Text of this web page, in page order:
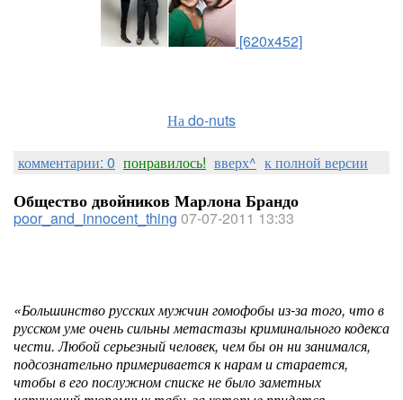
[620x452]
На do-nuts
комментарии: 0 понравилось! вверх^ к полной версии
Общество двойников Марлона Брандо
poor_and_innocent_thing 07-07-2011 13:33
«Большинство русских мужчин гомофобы из-за того, что в
русском уме очень сильны метастазы криминального кодекса
чести. Любой серьезный человек, чем бы он ни занимался,
подсознательно примеривается к нарам и старается,
чтобы в его послужном списке не было заметных